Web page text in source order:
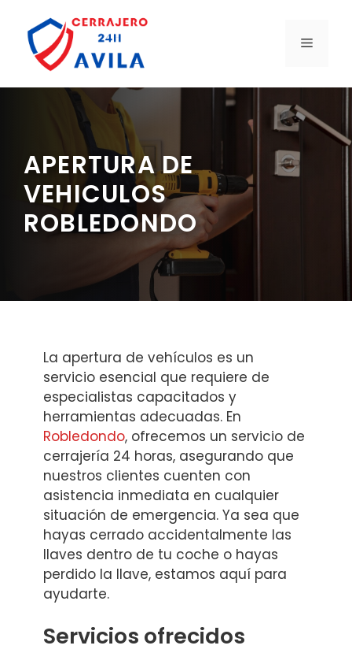
contenido
MENÚ
APERTURA DE
VEHICULOS
ROBLEDONDO
La apertura de vehículos es un
servicio esencial que requiere de
especialistas capacitados y
herramientas adecuadas. En
Robledondo, ofrecemos un servicio de
cerrajería 24 horas, asegurando que
nuestros clientes cuenten con
asistencia inmediata en cualquier
situación de emergencia. Ya sea que
hayas cerrado accidentalmente las
llaves dentro de tu coche o hayas
perdido la llave, estamos aquí para
ayudarte.
Servicios ofrecidos